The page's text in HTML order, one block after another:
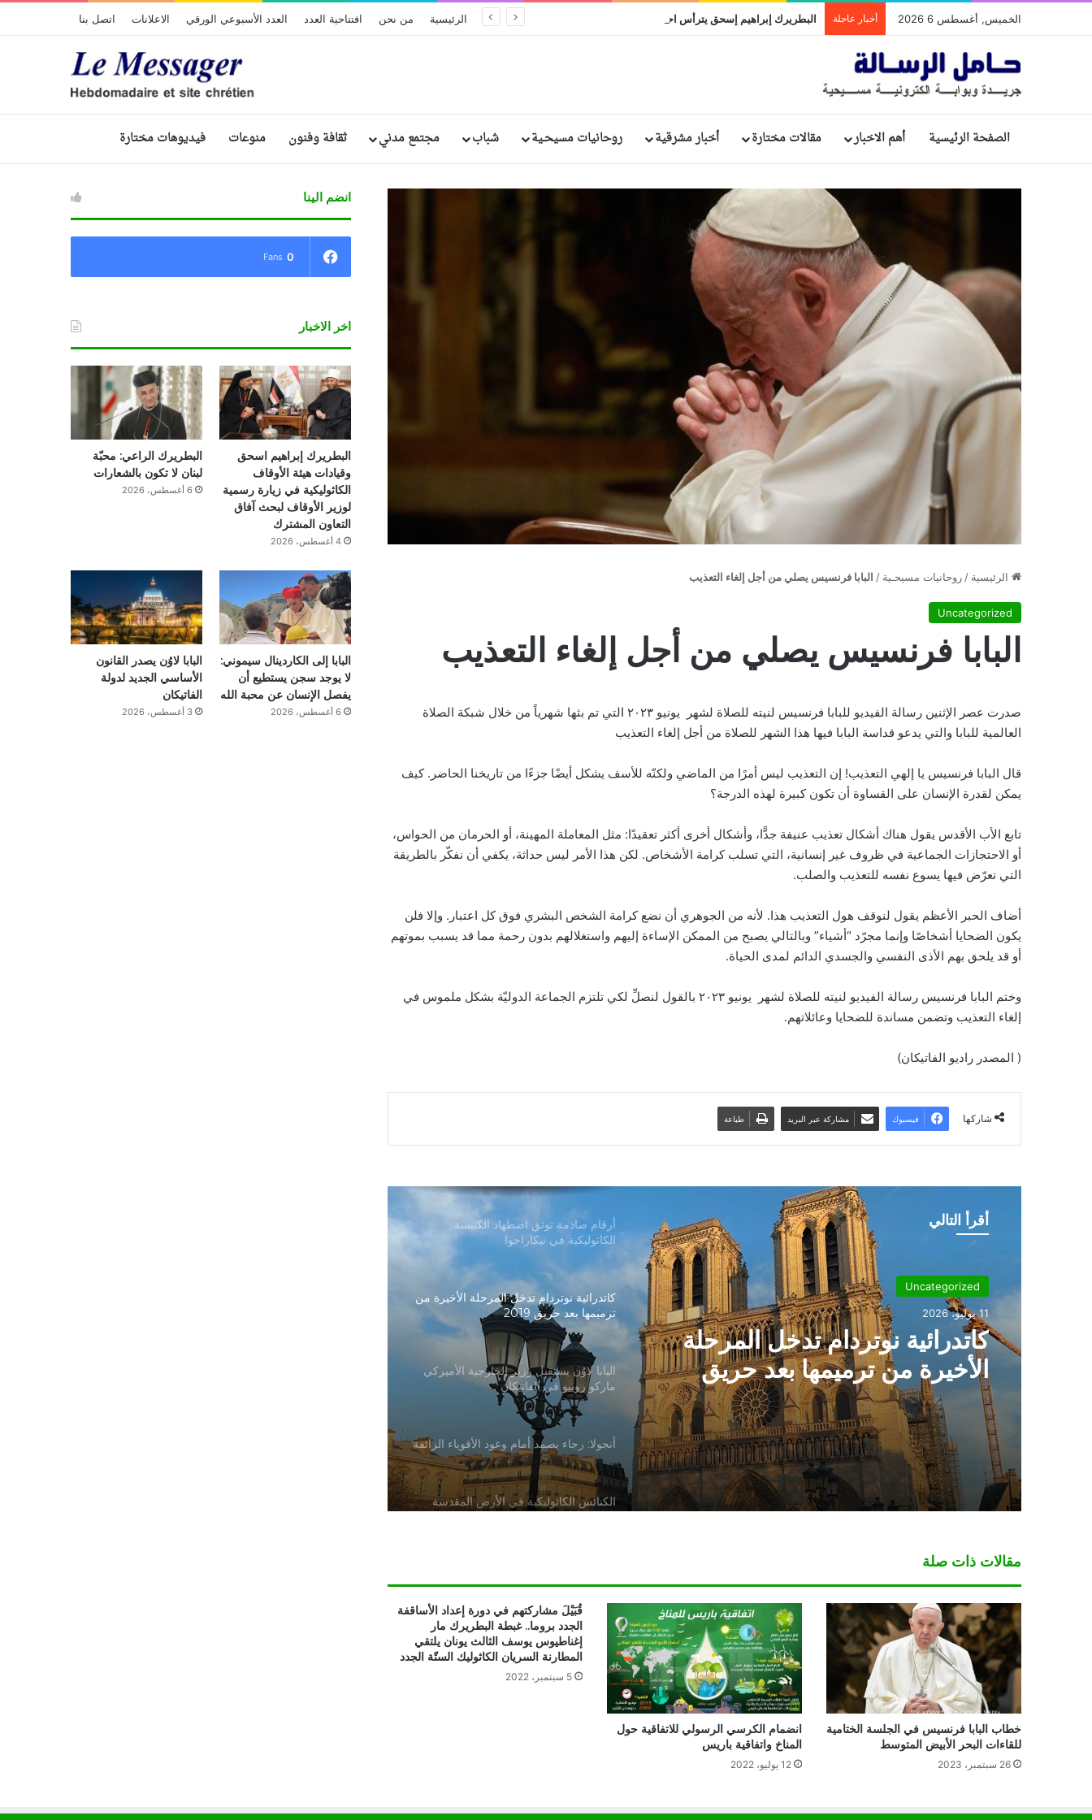
الخميس, أغسطس 6 2026 أخبار عاجلة الرئيسية من نحن افتتاحية العدد العدد الأسبوعي الورقي الاعلانات اتصل بنا
الصفحة الرئيسية أهم الاخبار مقالات مختارة أخبار مشرقية روحانيات مسيحـية شباب مجتمع مدني ثقافة وفنون منوعات فيديوهات مختارة
الرئيسية /روحانيات مسيحـية / البابا فرنسيس يصلي من أجل إلغاء التعذيب
Uncategorized
البابا فرنسيس يصلي من أجل إلغاء التعذيب
صدرت عصر الإثنين رسالة الفيديو للبابا فرنسيس لنيته للصلاة لشهر يونيو ٢٠٢٣ التي تم بثها شهرياً من خلال شبكة الصلاة
العالمية للبابا والتي يدعو قداسة البابا فيها هذا الشهر للصلاة من أجل إلغاء التعذيب
قال البابا فرنسيس يا إلهي التعذيب! إن التعذيب ليس أمرًا من الماضي ولكنّه للأسف يشكل أيضًا جزءًا من تاريخنا الحاضر. كيف
يمكن لقدرة الإنسان على القساوة أن تكون كبيرة لهذه الدرجة؟
تابع الأب الأقدس يقول هناك أشكال تعذيب عنيفة جدًّا، وأشكال أخرى أكثر تعقيدًا: مثل المعاملة المهينة، أو الحرمان من الحواس،
أو الاحتجازات الجماعية في ظروف غير إنسانية، التي تسلب كرامة الأشخاص. لكن هذا الأمر ليس حداثة، يكفي أن نفكّر بالطريقة
التي تعرّض فيها يسوع نفسه للتعذيب والصلب.
أضاف الحبر الأعظم يقول لنوقف هول التعذيب هذا. لأنه من الجوهري أن نضع كرامة الشخص البشري فوق كل اعتبار. وإلا فلن
يكون الضحايا أشخاصًا وإنما مجرّد “أشياء” وبالتالي يصبح من الممكن الإساءة إليهم واستغلالهم بدون رحمة مما قد يسبب بموتهم
أو قد يلحق بهم الأذى النفسي والجسدي الدائم لمدى الحياة.
وختم البابا فرنسيس رسالة الفيديو لنيته للصلاة لشهر يونيو ٢٠٢٣ بالقول لنصلِّ لكي تلتزم الجماعة الدوليّة بشكل ملموس في
إلغاء التعذيب وتضمن مساندة للضحايا وعائلاتهم.
( المصدر راديو الفاتيكان)
شاركها فيسبوك مشاركة عبر البريد طباعة
أقرأ التالي
Uncategorized
11 يوليو، 2026
كاتدرائية نوتردام تدخل المرحلة
الأخيرة من ترميمها بعد حريق
2019
بيان مسكوني مشترك حول اتساع نطاق
الكاردينال بيتسابالا: الكنيسة لن تتخلى أبدًا
عن المحتاجين في غزة
دعوة مشتركة لتجديد الإيمان وترسيخ السلام
الأرض المقدسة وساعدوا في تعزيز الحوار
أرقام صادمة توثق اضطهاد الكنيسة
الكاثوليكية في نيكاراجوا
كاتدرائية نوتردام تدخل المرحلة الأخيرة من
ترميمها بعد حريق 2019
البابا لاوُن يستقبل وزير الخارجية الأميركي
ماركو روبيو في الفاتيكان
أنجولا: رجاء يصمد أمام وعود الأقوياء الزائفة
الكنائس الكاثوليكية في الأرض المقدسة
الصراع في الشرق الأوسط
الكاردينال بيتسابالا: الكنيسة لن تتخلى أبدًا
عن المحتاجين في غزة
الأرض المقدسة وساعدوا في تعزيز الحوار
مقالات ذات صلة
خطاب البابا فرنسيس في الجلسة الختامية
للقاءات البحر الأبيض المتوسط
26 سبتمبر، 2023
انضمام الكرسي الرسولي للاتفاقية حول
المناخ واتفاقية باريس
12 يوليو، 2022
قُبَيْلَ مشاركتهم في دورة إعداد الأساقفة
الجدد بروما.. غبطة البطريرك مار
إغناطيوس يوسف الثالث يونان يلتقي
المطارنة السريان الكاثوليك الستّة الجدد
5 سبتمبر، 2022
انضم الينا
0
Fans
اخر الاخبار
البطريرك إبراهيم اسحق
وقيادات هيئة الأوقاف
الكاثوليكية في زيارة رسمية
لوزير الأوقاف لبحث آفاق
التعاون المشترك
4 أغسطس، 2026
البطريرك الراعي: محبّة
لبنان لا تكون بالشعارات
6 أغسطس، 2026
البابا إلى الكاردينال سيموني:
لا يوجد سجن يستطيع أن
يفصل الإنسان عن محبة الله
6 أغسطس، 2026
البابا لاوُن يصدر القانون
الأساسي الجديد لدولة
الفاتيكان
3 أغسطس، 2026